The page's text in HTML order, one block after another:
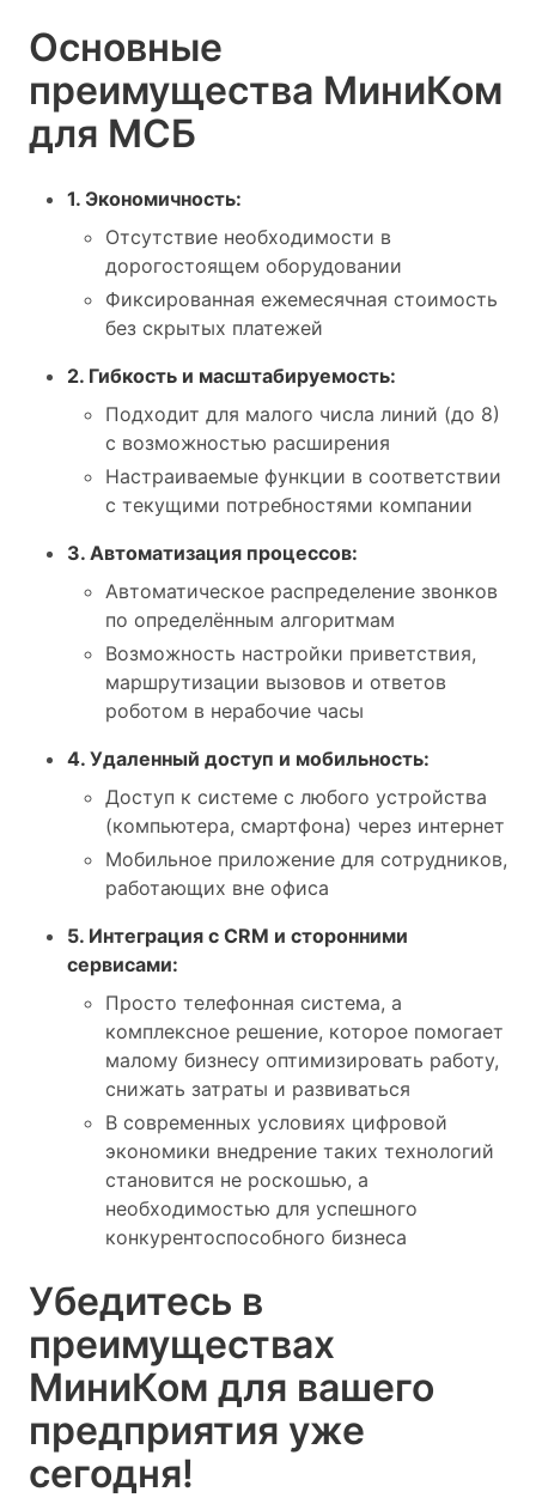
Основные
преимущества МиниКом
для МСБ
1. Экономичность:
Отсутствие необходимости в
дорогостоящем оборудовании
Фиксированная ежемесячная стоимость
без скрытых платежей
2. Гибкость и масштабируемость:
Подходит для малого числа линий (до 8)
с возможностью расширения
Настраиваемые функции в соответствии
с текущими потребностями компании
3. Автоматизация процессов:
Автоматическое распределение звонков
по определённым алгоритмам
Возможность настройки приветствия,
маршрутизации вызовов и ответов
роботом в нерабочие часы
4. Удаленный доступ и мобильность:
Доступ к системе с любого устройства
(компьютера, смартфона) через интернет
Мобильное приложение для сотрудников,
работающих вне офиса
5. Интеграция с CRM и сторонними
сервисами:
Просто телефонная система, а
комплексное решение, которое помогает
малому бизнесу оптимизировать работу,
снижать затраты и развиваться
В современных условиях цифровой
экономики внедрение таких технологий
становится не роскошью, а
необходимостью для успешного
конкурентоспособного бизнеса
Убедитесь в
преимуществах
МиниКом для вашего
предприятия уже
сегодня!